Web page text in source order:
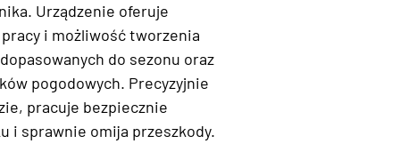
Urządzenie oferuje
i możliwość tworzenia
do sezonu oraz
pogodowych. Precyzyjnie
pracuje bezpiecznie
i sprawnie omija przeszkody.